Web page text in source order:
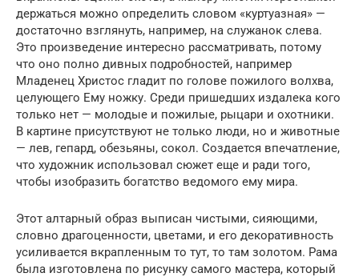
держаться можно определить словом «куртуазная» —
достаточно взглянуть, например, на служанок слева.
Это произведение интересно рассматривать, потому
что оно полно дивных подробностей, например
Младенец Христос гладит по голове пожилого волхва,
целующего Ему ножку. Среди пришедших издалека кого
только нет — молодые и пожилые, рыцари и охотники.
В картине присутствуют не только люди, но и животные
— лев, гепард, обезьяны, сокол. Создается впечатление,
что художник использовал сюжет еще и ради того,
чтобы изобразить богатство ведомого ему мира.
Этот алтарный образ выписан чистыми, сияющими,
словно драгоценности, цветами, и его декоративность
усиливается вкрапленным то тут, то там золотом. Рама
была изготовлена по рисунку самого мастера, который